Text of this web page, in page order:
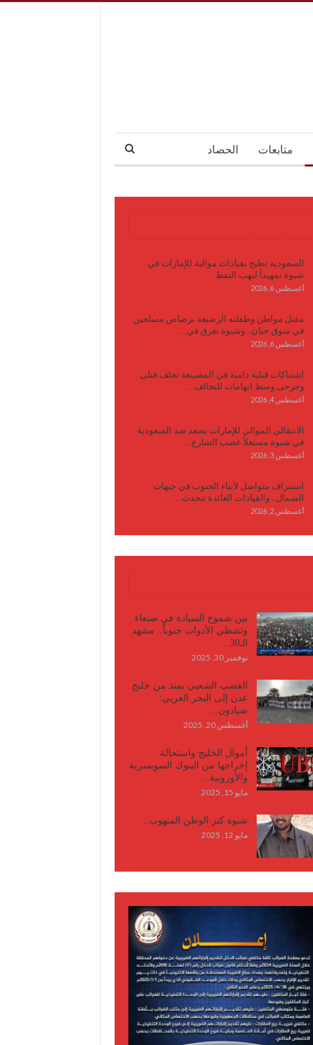
متابعات الحصاد
السعودية تطيح بقيادات موالية للإمارات في
شبوة تمهيداً لنهب النفط
أغسطس 6, 2026
مقتل مواطن وطفلته الرضيعة برصاص مسلحين
في سوق حبان.. وشبوة تغرق في…
أغسطس 6, 2026
اشتباكات قبلية دامية في المصينعة تخلف قتلى
وجرحى وسط اتهامات للتحالف…
أغسطس 4, 2026
الانتقالي الموالي للإمارات يصعد ضد السعودية
في شبوة مستغلاً غضب الشارع…
أغسطس 3, 2026
استنزاف متواصل لأبناء الجنوب في جبهات
الشمال.. والقيادات العائدة تتحدث…
أغسطس 2, 2026
بين شموخ السيادة في صنعاء
وتشظي الأدوات جنوباً.. مشهد
الـ30…
نوفمبر 30, 2025
الغضب الشعبي يمتد من خليج
عدن إلى البحر العربي:
صيادون…
أغسطس 20, 2025
أموال الخليج واستحالة
إخراجها من البنوك السويسرية
والأوروبية…
مايو 15, 2025
شبوة كنز الوطن المنهوب..
مايو 12, 2025